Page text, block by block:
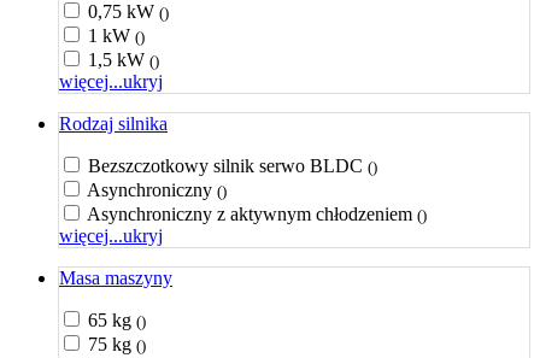
0,75 kW ()
1 kW ()
1,5 kW ()
więcej...ukryj
Rodzaj silnika
Bezszczotkowy silnik serwo BLDC ()
Asynchroniczny ()
Asynchroniczny z aktywnym chłodzeniem ()
więcej...ukryj
Masa maszyny
65 kg ()
75 kg ()